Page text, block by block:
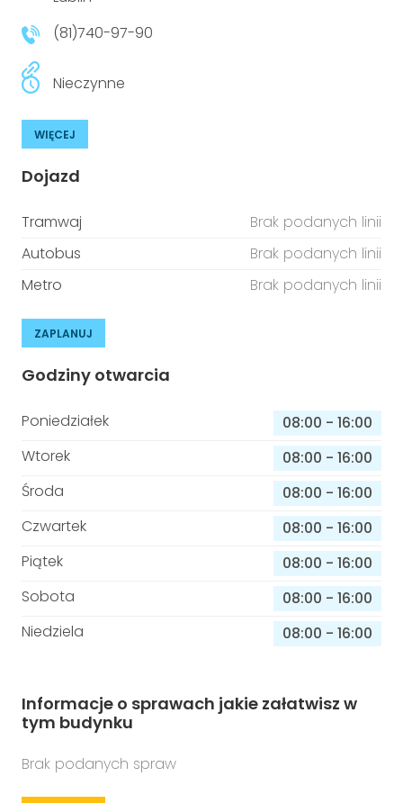
Prawo
Aktualności
(81)740-97-90
Nieczynne
WIĘCEJ
Dojazd
Tramwaj
Brak podanych linii
Autobus
Brak podanych linii
Metro
Brak podanych linii
ZAPLANUJ
Godziny otwarcia
Poniedziałek 08:00 - 16:00
Wtorek
08:00 - 16:00
Środa
08:00 - 16:00
Czwartek
08:00 - 16:00
Piątek
08:00 - 16:00
Sobota
08:00 - 16:00
Niedziela
08:00 - 16:00
Informacje o sprawach jakie załatwisz w
tym budynku
Brak podanych spraw